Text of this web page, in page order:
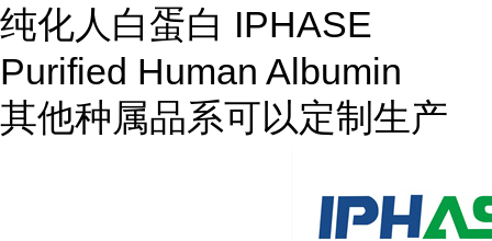
纯化人白蛋白 IPHASE
Purified Human Albumin
其他种属品系可以定制生产